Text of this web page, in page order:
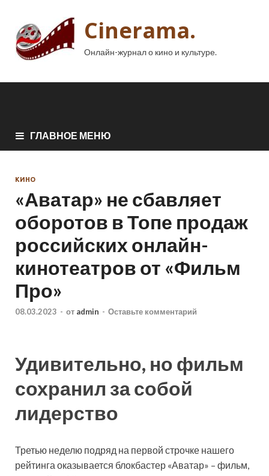
Cinerama.
Онлайн-журнал о кино и культуре.
ГЛАВНОЕ МЕНЮ
КИНО
«Аватар» не сбавляет
оборотов в Топе продаж
российских онлайн-
кинотеатров от «Фильм
Про»
08.03.2023 - от admin - Оставьте комментарий
Удивительно, но фильм
сохранил за собой
лидерство
Третью неделю подряд на первой строчке нашего
рейтинга оказывается блокбастер «Аватар» – фильм,